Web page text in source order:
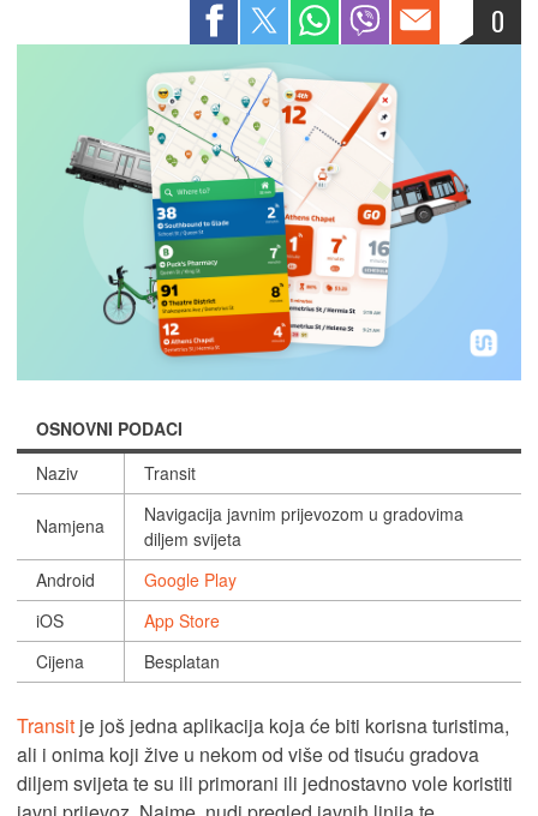
0
OSNOVNI PODACI
Naziv
Transit
Namjena
Navigacija javnim prijevozom u gradovima
diljem svijeta
Android
Google Play
iOS
App Store
Cijena
Besplatan
Transit je još jedna aplikacija koja će biti korisna turistima,
ali i onima koji žive u nekom od više od tisuću gradova
diljem svijeta te su ili primorani ili jednostavno vole koristiti